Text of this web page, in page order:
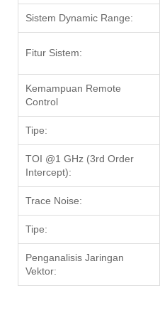
Sistem Dynamic Range:
Fitur Sistem:
Kemampuan Remote
Control
Tipe:
TOI @1 GHz (3rd Order
Intercept):
Trace Noise:
Tipe:
Penganalisis Jaringan
Vektor: